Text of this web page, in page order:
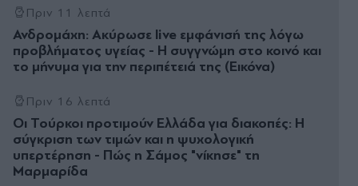
Πριν 11 λεπτά
Ανδρομάχη: Ακύρωσε live εμφάνισή της λόγω
προβλήματος υγείας - Η συγγνώμη στο κοινό και
το μήνυμα για την περιπέτειά της (Εικόνα)
Πριν 16 λεπτά
Οι Τούρκοι προτιμούν Ελλάδα για διακοπές: Η
σύγκριση των τιμών και η ψυχολογική
υπερτέρηση - Πώς η Σάμος "νίκησε" τη
Μαρμαρίδα